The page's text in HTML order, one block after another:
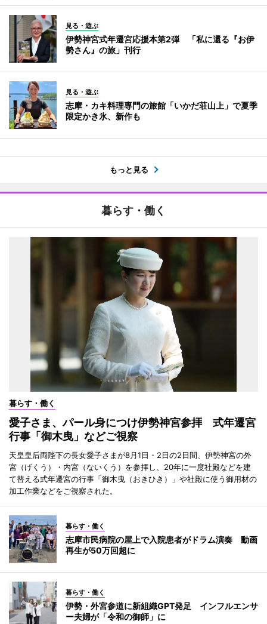
見る・遊ぶ
伊勢神宮式年遷宮応援本第2弾 「私に還る『お伊
勢さん』の旅」刊行
見る・遊ぶ
志摩・カキ料理専門の旅館「いかだ荘山上」で夏季
限定かき氷、新作も
もっと見る
暮らす・働く
暮らす・働く
愛子さま、パール身につけ伊勢神宮参拝 式年遷宮
行事「御木曳」などご視察
天皇皇后両陛下の長女愛子さまが8月1日・2日の2日間、伊勢神宮の外
宮（げくう）・内宮（ないくう）を参拝し、20年に一度社殿などを建
て替える式年遷宮の行事「御木曳（おきひき）」や社殿に使う御用材の
加工作業などをご視察された。
暮らす・働く
志摩市民病院の屋上で入院患者がドラム演奏 動画
再生が50万回超に
暮らす・働く
伊勢・外宮参道に新組織GPT発足 インフルエンサ
ー夫婦が「令和の御師」に